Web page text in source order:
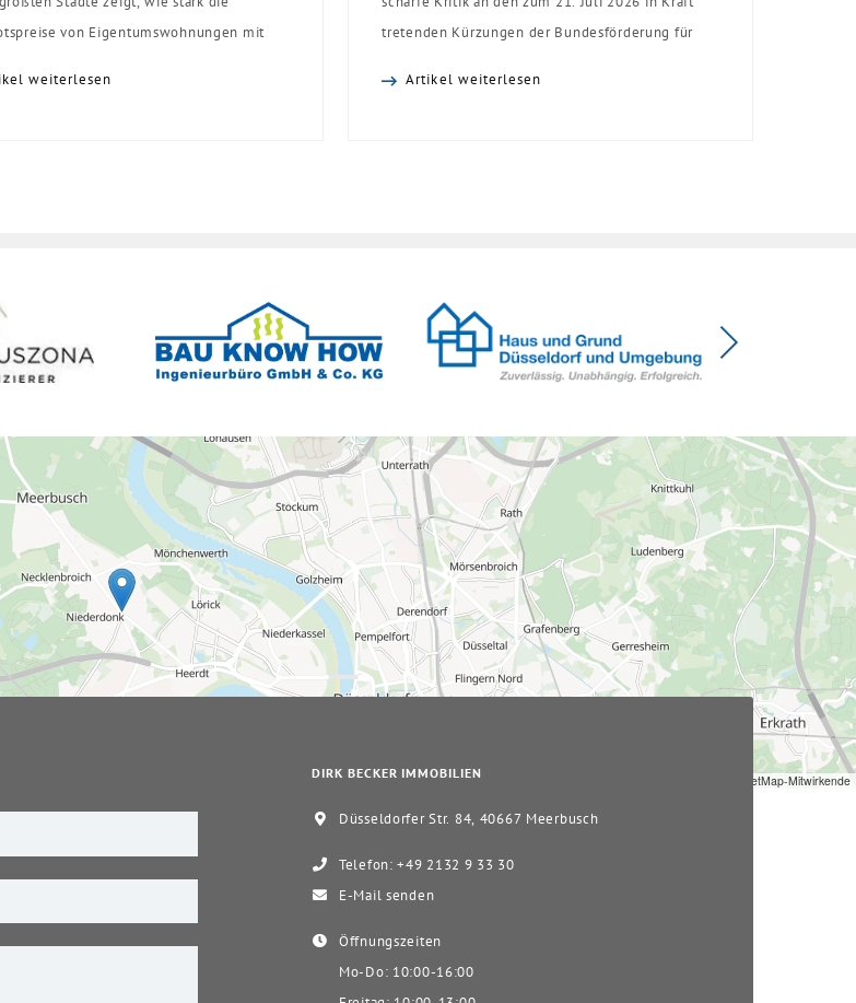
von Eigentumswohnungen mit
weiterlesen
tretenden Kürzungen der Bundesförderung für
Artikel weiterlesen
© OpenStreetMap-Mitwirkende
DIRK BECKER IMMOBILIEN
Düsseldorfer Str. 84, 40667 Meerbusch
Telefon: +49 2132 9 33 30
E-Mail senden
Öffnungszeiten
Mo-Do: 10:00-16:00